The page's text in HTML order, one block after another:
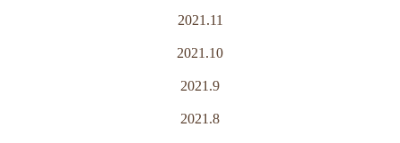
2021.11
2021.10
2021.9
2021.8